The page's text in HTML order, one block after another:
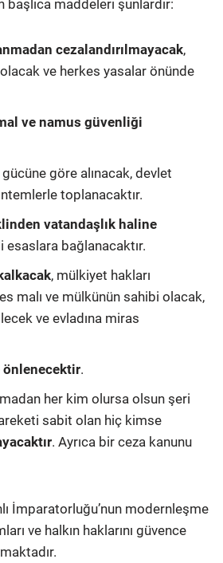
başlıca maddeleri şunlardır:
cezalandırılmayacak,
ve herkes yasalar önünde
ve namus güvenliği
göre alınacak, devlet
toplanacaktır.
vatandaşlık haline
esaslara bağlanacaktır.
, mülkiyet hakları
malı ve mülkünün sahibi olacak,
ve evladına miras
.
her kim olursa olsun şeri
sabit olan hiç kimse
. Ayrıca bir ceza kanunu
İmparatorluğu’nun modernleşme
ve halkın haklarını güvence